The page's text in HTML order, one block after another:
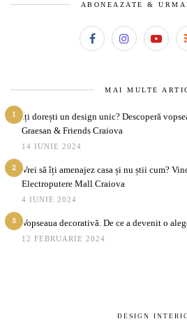
ABONEAZATE &
MAI MULTE
1
Îți dorești un design unic? Descoperă
Graesan & Friends Craiova
14 IUNIE 2024
2
Vrei să îți amenajez casa și nu știi cum?
Electroputere Mall Craiova
4 IUNIE 2024
3 Vopseaua decorativă. De ce a devenit o
12 FEBRUARIE 2024
DESIGN